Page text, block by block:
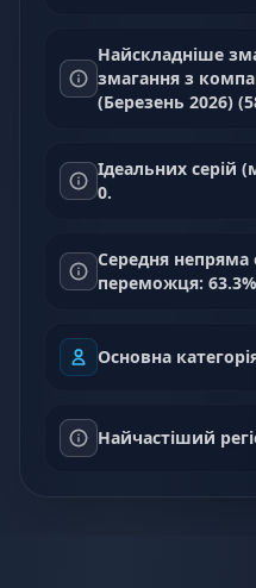
Найскладніше
змагання з
(Березень 2026)
Ідеальних серій
0.
Середня непряма
переможця:
Основна
Найчастіший